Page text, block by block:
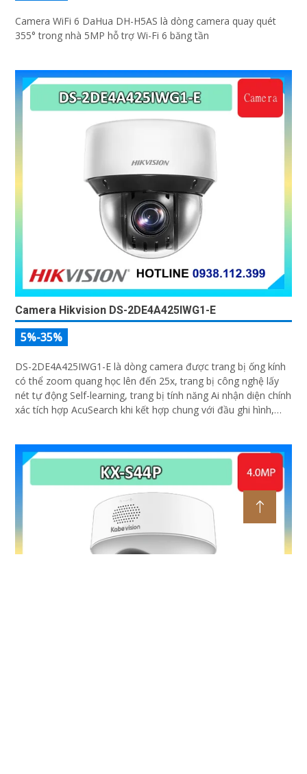
Camera WiFi 6 DaHua DH-H5AS là dòng camera quay quét
355° trong nhà 5MP hỗ trợ Wi-Fi 6 băng tần
Camera Hikvision DS-2DE4A425IWG1-E
5%-35%
DS-2DE4A425IWG1-E là dòng camera được trang bị ống kính
có thể zoom quang học lên đến 25x, trang bị công nghệ lấy
nét tự động Self-learning, trang bị tính năng Ai nhận diện chính
xác tích hợp AcuSearch khi kết hợp chung với đầu ghi hình,